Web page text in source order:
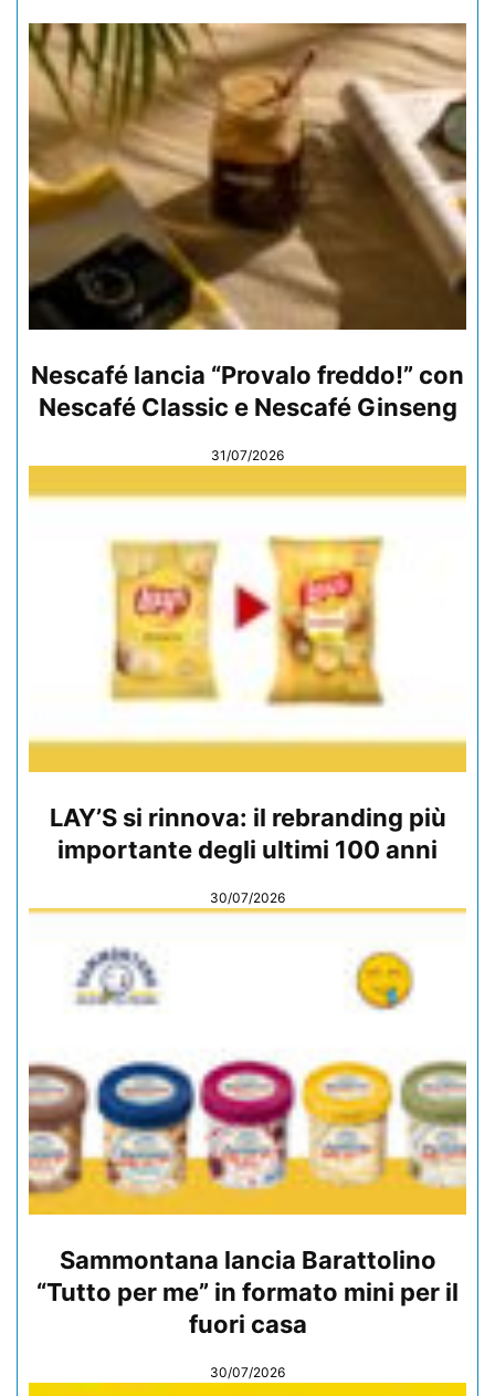
Nescafé lancia “Provalo freddo!” con
Nescafé Classic e Nescafé Ginseng
31/07/2026
LAY’S si rinnova: il rebranding più
importante degli ultimi 100 anni
30/07/2026
Sammontana lancia Barattolino
“Tutto per me” in formato mini per il
fuori casa
30/07/2026